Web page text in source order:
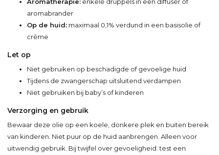
aromabrander
Op de huid: maximaal 0,1% verdund in een basisolie of
crème
Let op
Niet gebruiken op beschadigde of gevoelige huid
Tijdens de zwangerschap uitsluitend verdampen
Niet gebruiken bij baby’s of kinderen
Verzorging en gebruik
Bewaar deze olie op een koele, donkere plek en buiten bereik
van kinderen. Niet puur op de huid aanbrengen. Alleen voor
uitwendig gebruik. Bij twijfel over gevoeligheid: test een